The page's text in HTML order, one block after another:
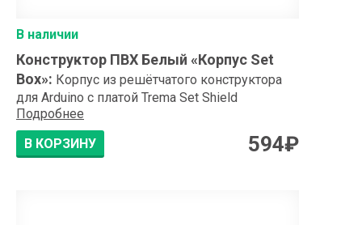
В наличии
Конструктор ПВХ Белый «Корпус Set
Box»: Корпус из решётчатого конструктора
для Arduino с платой Trema Set Shield
Подробнее
В КОРЗИНУ
594₽